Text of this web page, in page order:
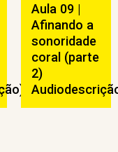
Aula 09 |
Afinando a
sonoridade
coral (parte
2)